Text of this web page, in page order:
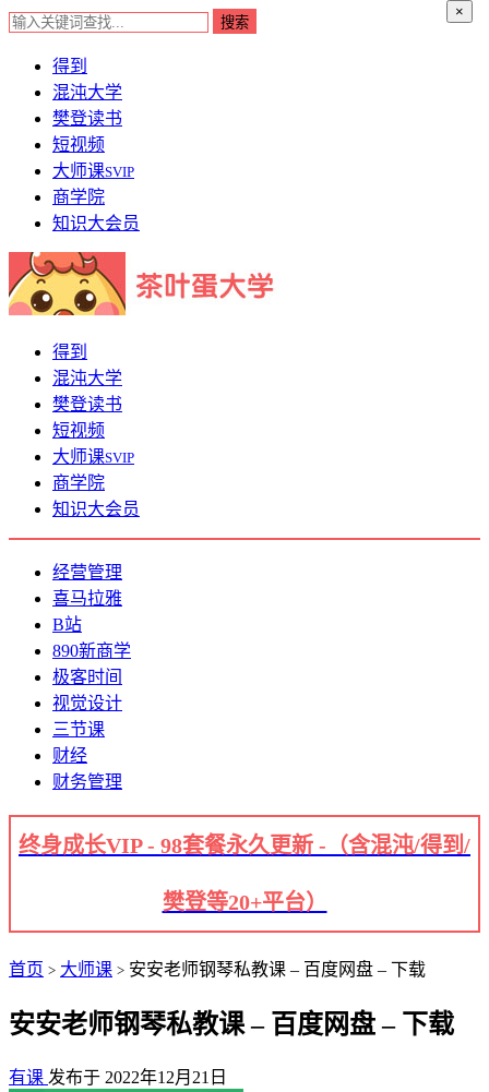
×
得到
混沌大学
樊登读书
短视频
大师课SVIP
商学院
知识大会员
得到
混沌大学
樊登读书
短视频
大师课SVIP
商学院
知识大会员
经营管理
喜马拉雅
B站
890新商学
极客时间
视觉设计
三节课
财经
财务管理
终身成长VIP - 98套餐永久更新 -（含混沌/得到/
樊登等20+平台）
首页 > 大师课 > 安安老师钢琴私教课 – 百度网盘 – 下载
安安老师钢琴私教课 – 百度网盘 – 下载
有课 发布于 2022年12月21日